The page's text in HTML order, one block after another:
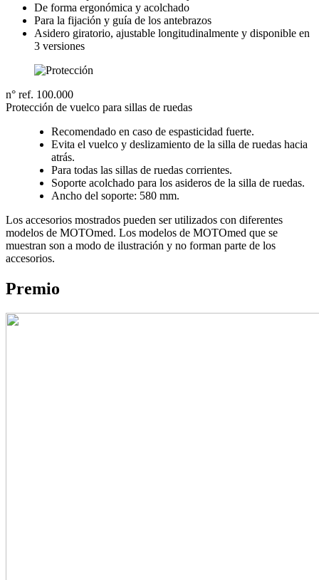
De forma ergonómica y acolchado
Para la fijación y guía de los antebrazos
Asidero giratorio, ajustable longitudinalmente y disponible en
3 versiones
n° ref. 100.000
Protección de vuelco para sillas de ruedas
Recomendado en caso de espasticidad fuerte.
Evita el vuelco y deslizamiento de la silla de ruedas hacia
atrás.
Para todas las sillas de ruedas corrientes.
Soporte acolchado para los asideros de la silla de ruedas.
Ancho del soporte: 580 mm.
Los accesorios mostrados pueden ser utilizados con diferentes
modelos de MOTOmed. Los modelos de MOTOmed que se
muestran son a modo de ilustración y no forman parte de los
accesorios.
Premio